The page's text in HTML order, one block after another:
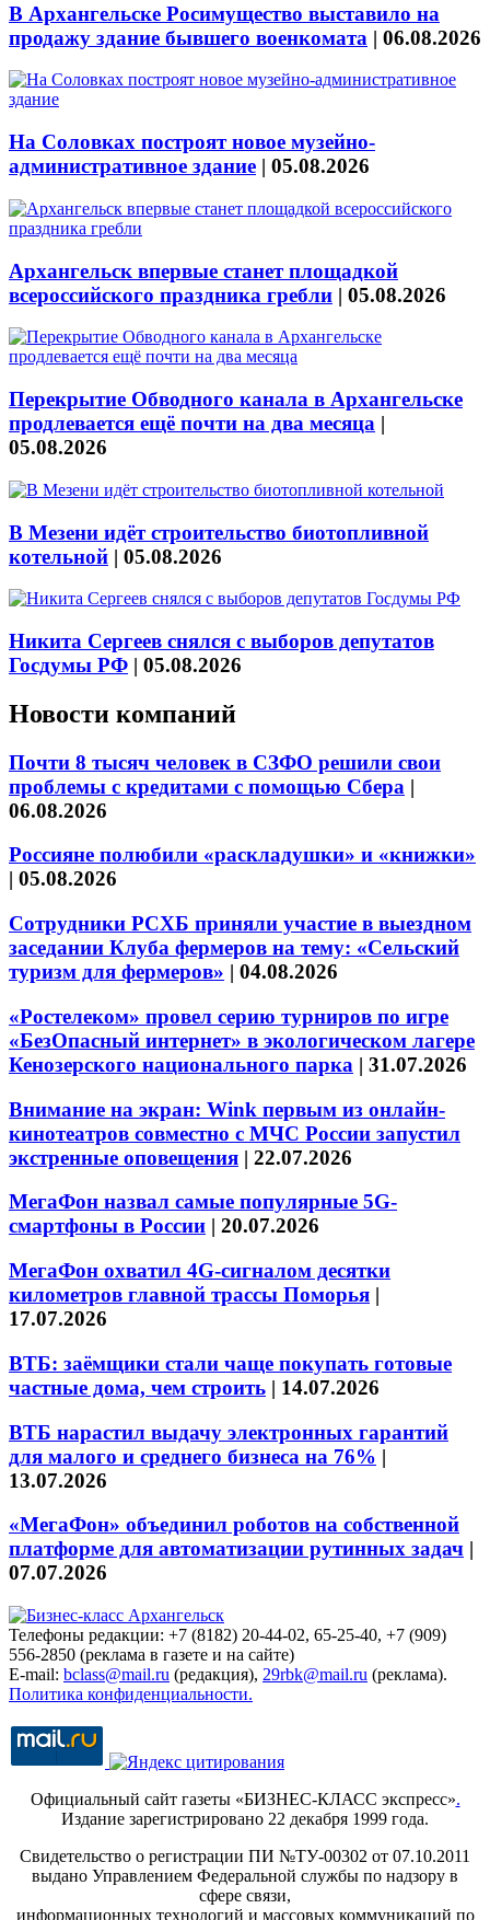
В Архангельске Росимущество выставило на
продажу здание бывшего военкомата | 06.08.2026
На Соловках построят новое музейно-
административное здание | 05.08.2026
Архангельск впервые станет площадкой
всероссийского праздника гребли | 05.08.2026
Перекрытие Обводного канала в Архангельске
продлевается ещё почти на два месяца |
05.08.2026
В Мезени идёт строительство биотопливной
котельной | 05.08.2026
Никита Сергеев снялся с выборов депутатов
Госдумы РФ | 05.08.2026
Новости компаний
Почти 8 тысяч человек в СЗФО решили свои
проблемы с кредитами с помощью Сбера |
06.08.2026
Россияне полюбили «раскладушки» и «книжки»
| 05.08.2026
Сотрудники РСХБ приняли участие в выездном
заседании Клуба фермеров на тему: «Сельский
туризм для фермеров» | 04.08.2026
«Ростелеком» провел серию турниров по игре
«БезОпасный интернет» в экологическом лагере
Кенозерского национального парка | 31.07.2026
Внимание на экран: Wink первым из онлайн-
кинотеатров совместно с МЧС России запустил
экстренные оповещения | 22.07.2026
МегаФон назвал самые популярные 5G-
смартфоны в России | 20.07.2026
МегаФон охватил 4G-сигналом десятки
километров главной трассы Поморья |
17.07.2026
ВТБ: заёмщики стали чаще покупать готовые
частные дома, чем строить | 14.07.2026
ВТБ нарастил выдачу электронных гарантий
для малого и среднего бизнеса на 76% |
13.07.2026
«МегаФон» объединил роботов на собственной
платформе для автоматизации рутинных задач |
07.07.2026
Телефоны редакции: +7 (8182) 20-44-02, 65-25-40, +7 (909)
556-2850 (реклама в газете и на сайте)
E-mail: bclass@mail.ru (редакция), 29rbk@mail.ru (реклама).
Политика конфиденциальности.
Официальный сайт газеты «БИЗНЕС-КЛАСС экспресс».
Издание зарегистрировано 22 декабря 1999 года.
Свидетельство о регистрации ПИ №ТУ-00302 от 07.10.2011
выдано Управлением Федеральной службы по надзору в
сфере связи,
информационных технологий и массовых коммуникаций по